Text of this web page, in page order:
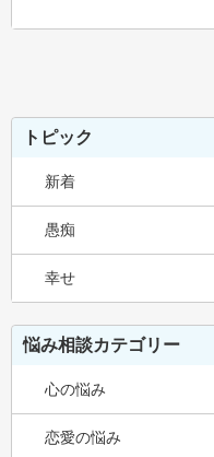
トピック
新着
愚痴
幸せ
悩み相談カテゴリー
心の悩み
恋愛の悩み